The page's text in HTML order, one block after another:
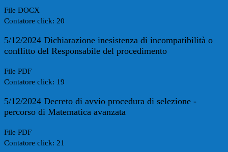
File DOCX
Contatore click: 20
5/12/2024 Dichiarazione inesistenza di incompatibilità o
conflitto del Responsabile del procedimento
File PDF
Contatore click: 19
5/12/2024 Decreto di avvio procedura di selezione -
percorso di Matematica avanzata
File PDF
Contatore click: 21